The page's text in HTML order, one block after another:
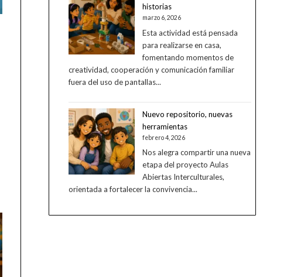
historias
marzo 6, 2026
Esta actividad está pensada
para realizarse en casa,
fomentando momentos de
creatividad, cooperación y comunicación familiar
fuera del uso de pantallas...
Nuevo repositorio, nuevas
herramientas
febrero 4, 2026
Nos alegra compartir una nueva
etapa del proyecto Aulas
Abiertas Interculturales,
orientada a fortalecer la convivencia...